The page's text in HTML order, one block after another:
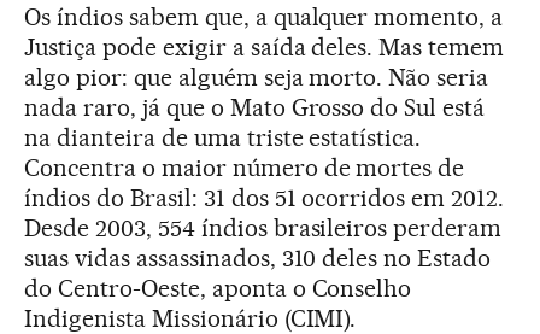
Os índios sabem que, a qualquer momento, a
Justiça pode exigir a saída deles. Mas temem
algo pior: que alguém seja morto. Não seria
nada raro, já que o Mato Grosso do Sul está
na dianteira de uma triste estatística.
Concentra o maior número de mortes de
índios do Brasil: 31 dos 51 ocorridos em 2012.
Desde 2003, 554 índios brasileiros perderam
suas vidas assassinados, 310 deles no Estado
do Centro-Oeste, aponta o Conselho
Indigenista Missionário (CIMI).